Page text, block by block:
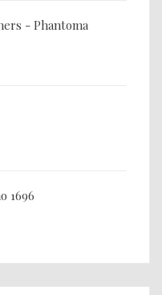
- Phantoma
1696